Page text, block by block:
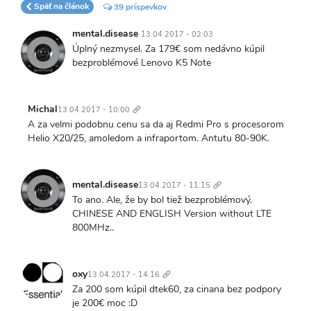
Späť na článok 39 príspevkov
mental.disease 13.04.2017 - 02:03
Úplný nezmysel. Za 179€ som nedávno kúpil
bezproblémové Lenovo K5 Note
Michal13.04.2017 - 10:00 odkaz
A za velmi podobnu cenu sa da aj Redmi Pro s procesorom
Helio X20/25, amoledom a infraportom. Antutu 80-90K.
mental.disease13.04.2017 - 11:15 odkaz
To ano. Ale, že by bol tiež bezproblémový.
CHINESE AND ENGLISH Version without LTE
800MHz..
oxy13.04.2017 - 14:16 odkaz
Za 200 som kúpil dtek60, za cinana bez podpory
je 200€ moc :D